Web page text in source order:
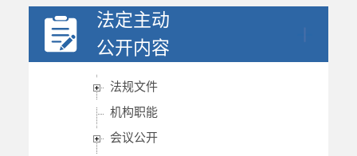
法定主动
公开内容
法规文件
机构职能
会议公开